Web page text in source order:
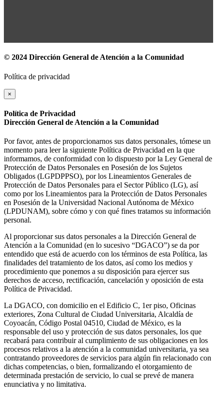
© 2024 Dirección General de Atención a la Comunidad
Política de privacidad
×
Política de Privacidad
Dirección General de Atención a la Comunidad
Por favor, antes de proporcionarnos sus datos personales, tómese un
momento para leer la siguiente Política de Privacidad en la que
informamos, de conformidad con lo dispuesto por la Ley General de
Protección de Datos Personales en Posesión de los Sujetos
Obligados (LGPDPPSO), por los Lineamientos Generales de
Protección de Datos Personales para el Sector Público (LG), así
como por los Lineamientos para la Protección de Datos Personales
en Posesión de la Universidad Nacional Autónoma de México
(LPDUNAM), sobre cómo y con qué fines tratamos su información
personal.
Al proporcionar sus datos personales a la Dirección General de
Atención a la Comunidad (en lo sucesivo “DGACO”) se da por
entendido que está de acuerdo con los términos de esta Política, las
finalidades del tratamiento de los datos, así como los medios y
procedimiento que ponemos a su disposición para ejercer sus
derechos de acceso, rectificación, cancelación y oposición de esta
Política de Privacidad.
La DGACO, con domicilio en el Edificio C, 1er piso, Oficinas
exteriores, Zona Cultural de Ciudad Universitaria, Alcaldía de
Coyoacán, Código Postal 04510, Ciudad de México, es la
responsable del uso y protección de sus datos personales, los que
recabará para contribuir al cumplimiento de sus obligaciones en los
procesos relativos a la atención a la comunidad universitaria, ya sea
contratando proveedores de servicios para algún fin relacionado con
dichas competencias, o bien, formalizando el otorgamiento de
determinada prestación de servicio, lo cual se prevé de manera
enunciativa y no limitativa.